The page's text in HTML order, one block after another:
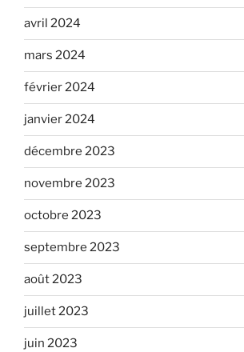
avril 2024
mars 2024
février 2024
janvier 2024
décembre 2023
novembre 2023
octobre 2023
septembre 2023
août 2023
juillet 2023
juin 2023